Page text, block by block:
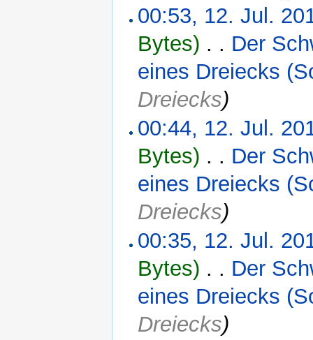
00:53, 12. Jul.
Bytes) . . Der
eines Dreiecks
Dreiecks)
00:44, 12. Jul.
Bytes) . . Der
eines Dreiecks
Dreiecks)
00:35, 12. Jul.
Bytes) . . Der
eines Dreiecks
Dreiecks)